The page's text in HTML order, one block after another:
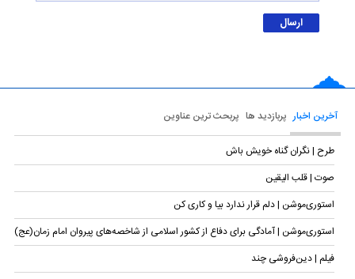
آخرین اخبار پربازدید ها پربحث ترین عناوین
طرح | نگران گناه خویش باش
صوت | قلب الیقین
استوری‌موشن | دلم قرار ندارد بیا و کاری کن
استوری‌موشن | آمادگی برای دفاع از کشور اسلامی از شاخصه‌های پیروان امام زمان(عج)
فیلم | دین‌فروشی چند